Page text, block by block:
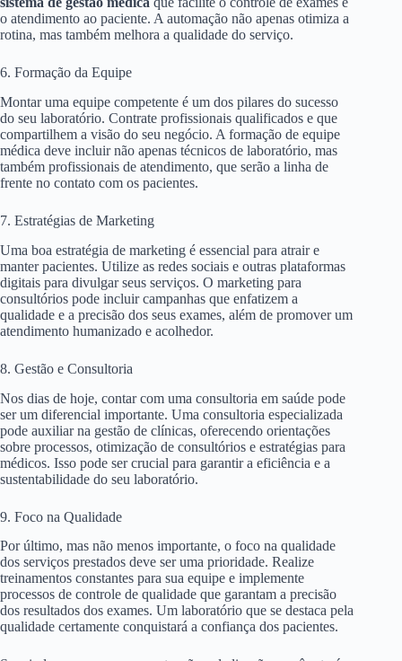
o atendimento ao paciente. A automação não apenas otimiza a
rotina, mas também melhora a qualidade do serviço.
6. Formação da Equipe
Montar uma equipe competente é um dos pilares do sucesso
do seu laboratório. Contrate profissionais qualificados e que
compartilhem a visão do seu negócio. A formação de equipe
médica deve incluir não apenas técnicos de laboratório, mas
também profissionais de atendimento, que serão a linha de
frente no contato com os pacientes.
7. Estratégias de Marketing
Uma boa estratégia de marketing é essencial para atrair e
manter pacientes. Utilize as redes sociais e outras plataformas
digitais para divulgar seus serviços. O marketing para
consultórios pode incluir campanhas que enfatizem a
qualidade e a precisão dos seus exames, além de promover um
atendimento humanizado e acolhedor.
8. Gestão e Consultoria
Nos dias de hoje, contar com uma consultoria em saúde pode
ser um diferencial importante. Uma consultoria especializada
pode auxiliar na gestão de clínicas, oferecendo orientações
sobre processos, otimização de consultórios e estratégias para
médicos. Isso pode ser crucial para garantir a eficiência e a
sustentabilidade do seu laboratório.
9. Foco na Qualidade
Por último, mas não menos importante, o foco na qualidade
dos serviços prestados deve ser uma prioridade. Realize
treinamentos constantes para sua equipe e implemente
processos de controle de qualidade que garantam a precisão
dos resultados dos exames. Um laboratório que se destaca pela
qualidade certamente conquistará a confiança dos pacientes.